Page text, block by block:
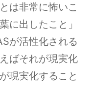
は非常に怖いこ
に出したこと」
が活性化される
ばそれが現実化
現実化すること